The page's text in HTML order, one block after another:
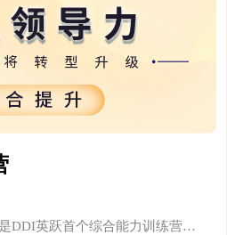
DDI英跃首个综合能力训练营…